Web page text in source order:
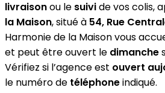
livraisonou le suivide vos colis,
la Maison, situé à 54, Rue
Harmonie de la Maison vous
et peut être ouvert le dimanche
Vérifiez si l’agence est ouvert
le numéro de téléphoneindiqué.